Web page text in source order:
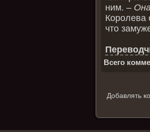
ним. –
Королева
что
Всего
Добавлять